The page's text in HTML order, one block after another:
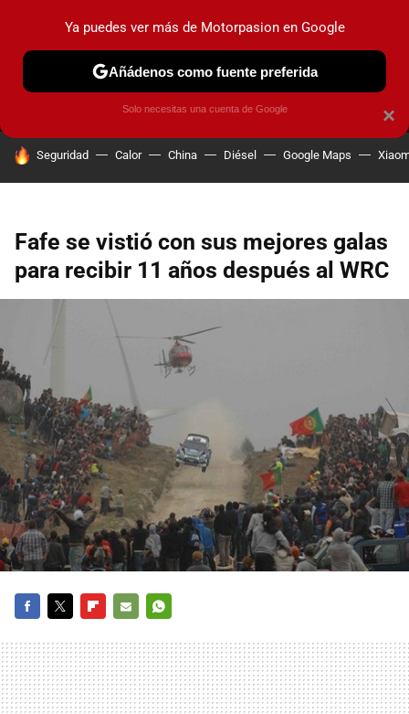
MENÚ NUEVO
COCHES ELÉCTRICOS OBSERVATORIO
HOY SE HABLA DE
Seguridad Calor China Diésel Google Maps
Fafe se vistió con sus mejores galas
para recibir 11 años después al WRC
MAIL
×
Ya puedes ver más de Motorpasion en Google
Añádenos como fuente preferida
Solo necesitas una cuenta de Google